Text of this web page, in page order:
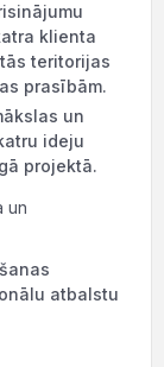
klienta
teritorijas
prasībām.
un
ideju
projektā.
un
atbalstu